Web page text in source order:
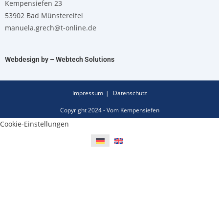
Kempensiefen 23
53902 Bad Münstereifel
manuela.grech@t-online.de
Webdesign by – Webtech Solutions
Impressum Datenschutz
Copyright 2024 - Vom Kempensiefen
Cookie-Einstellungen